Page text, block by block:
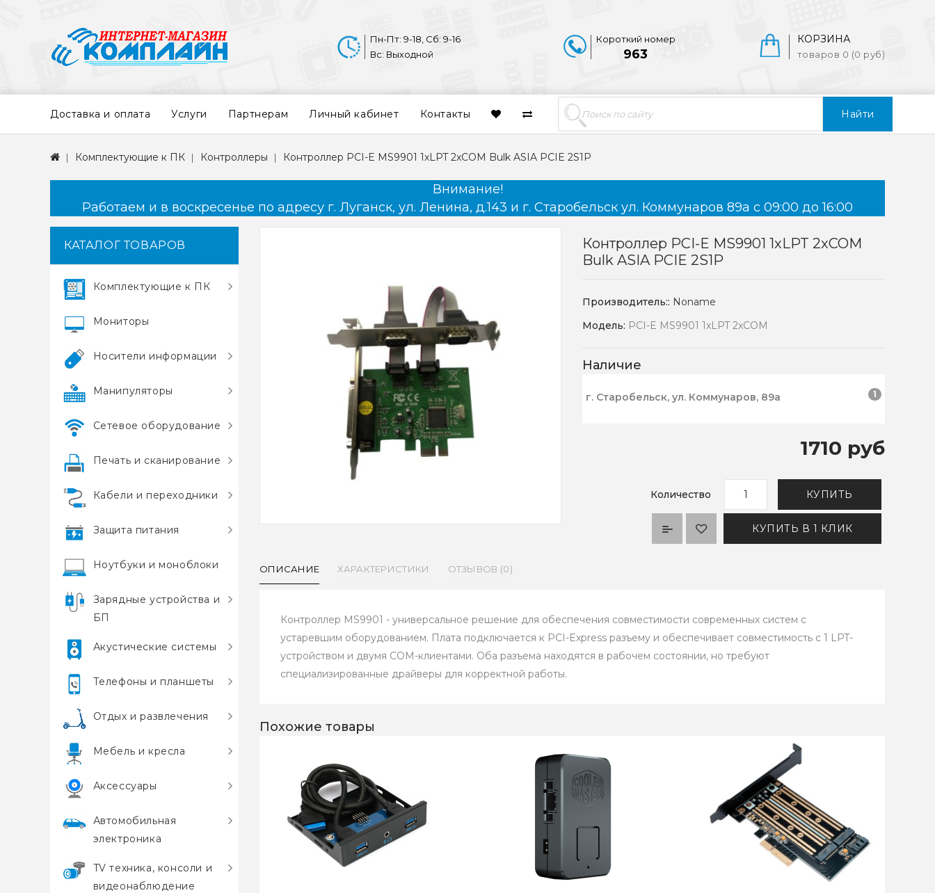
Найти
КОРЗИНА
товаров 0 (0 руб)
Короткий номер
963
Пн-Пт: 9-18, Сб: 9-16
Вс: Выходной
Доставка и оплата Услуги Партнерам Личный кабинет Контакты
Комплектующие к ПК Контроллеры Контроллер PCI-E MS9901 1xLPT 2xCOM Bulk ASIA PCIE 2S1P
Внимание!
Работаем и в воскресенье по адресу г. Луганск, ул. Ленина, д.143 и г. Старобельск ул. Коммунаров 89а с 09:00 до 16:00
КАТАЛОГ ТОВАРОВ
Комплектующие к ПК
Мониторы
Носители информации
Манипуляторы
Сетевое оборудование
Печать и сканирование
Кабели и переходники
Защита питания
Ноутбуки и моноблоки
Зарядные устройства и
БП
Акустические системы
Телефоны и планшеты
Отдых и развлечения
Мебель и кресла
Аксессуары
Автомобильная
электроника
TV техника, консоли и
видеонаблюдение
Контроллер PCI-E MS9901 1xLPT 2xCOM
Bulk ASIA PCIE 2S1P
Производитель:: Noname
Модель: PCI-E MS9901 1xLPT 2xCOM
Наличие
г. Старобельск, ул. Коммунаров, 89а 1
1710 руб
Количество КУПИТЬ
КУПИТЬ В 1 КЛИК
ОПИСАНИЕ ХАРАКТЕРИСТИКИ ОТЗЫВОВ (0)
Контроллер MS9901 - универсальное решение для обеспечения совместимости современных систем с
устаревшим оборудованием. Плата подключается к PCI-Express разъему и обеспечивает совместимость с 1 LPT-
устройством и двумя COM-клиентами. Оба разъема находятся в рабочем состоянии, но требуют
специализированные драйверы для корректной работы.
Похожие товары